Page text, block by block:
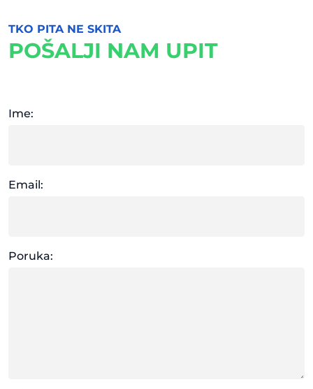
TKO PITA NE SKITA
POŠALJI NAM UPIT
Ime:
Email:
Poruka: